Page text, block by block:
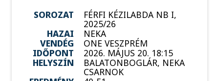
SOROZAT FÉRFI KÉZILABDA NB I,
2025/26
HAZAI
NEKA
VENDÉG
ONE VESZPRÉM
IDŐPONT
2026. MÁJUS 20. 18:15
HELYSZÍN
BALATONBOGLÁR, NEKA
CSARNOK